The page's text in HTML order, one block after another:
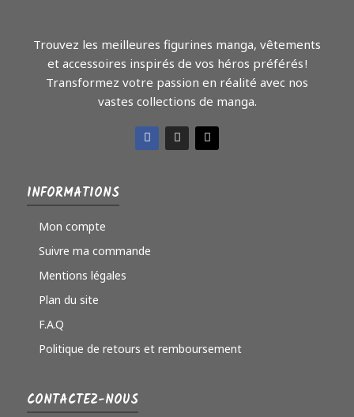
Trouvez les meilleures figurines manga, vêtements
et accessoires inspirés de vos héros préférés !
Transformez votre passion en réalité avec nos
vastes collections de manga.
INFORMATIONS
Mon compte
Suivre ma commande
Mentions légales
Plan du site
F.A.Q
Politique de retours et remboursement
CONTACTEZ-NOUS